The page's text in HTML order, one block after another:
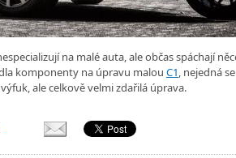
na malé auta, ale občas spáchají
komponenty na úpravu malou C1, nejedná
ale celkově velmi zdařilá úprava.